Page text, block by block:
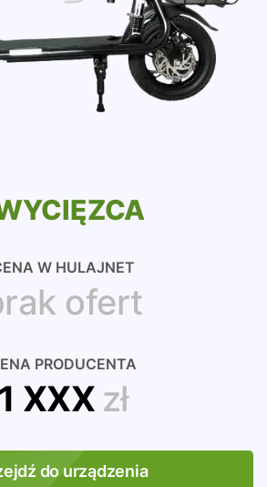
W HULAJNET
ofert
PRODUCENTA
1 XXX zł
do urządzenia